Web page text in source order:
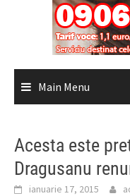
Main Menu
Acesta este
Dragusanu
ianuarie 17, 2015